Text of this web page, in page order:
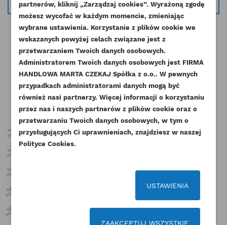
DODAJ DO LISTY ŻYCZEŃ
add_circle_outline Stwórz nową listę życzeń
UTWÓRZ LISTĘ ŻYCZEŃ
NAZWA LISTY ŻYCZEŃ
Anuluj Utwórz listę życzeń
ZALOGUJ SIĘ
Musisz być zalogowany by zapisać produkty na
swojej liście życzeń.
Anuluj Zaloguj się
Pozostałe produkty w tej kategorii:
partnerów, kliknij „Zarządzaj cookies”. Wyrażoną zgodę
możesz wycofać w każdym momencie, zmieniając
wybrane ustawienia. Korzystanie z plików cookie we
wskazanych powyżej celach związane jest z
przetwarzaniem Twoich danych osobowych.
Administratorem Twoich danych osobowych jest FIRMA
HANDLOWA MARTA CZEKAJ Spółka z o.o.. W pewnych
przypadkach administratorami danych mogą być
również nasi partnerzy. Więcej informacji o korzystaniu
przez nas i naszych partnerów z plików cookie oraz o
przetwarzaniu Twoich danych osobowych, w tym o
przysługujących Ci uprawnieniach, znajdziesz w naszej
Polityce Cookies.
USTAWIENIA
ZAAKCEPTUJ WSZYSTKIE